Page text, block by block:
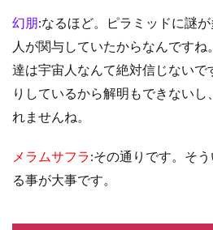
幻朋:なるほど。ピラミッドに謎
人が関与していたからなんです
達は宇宙人なんて絶対信じない
りしているから解明もできない
れませんね。
メラムサフラ:その通りです。そ
る事が大事です。